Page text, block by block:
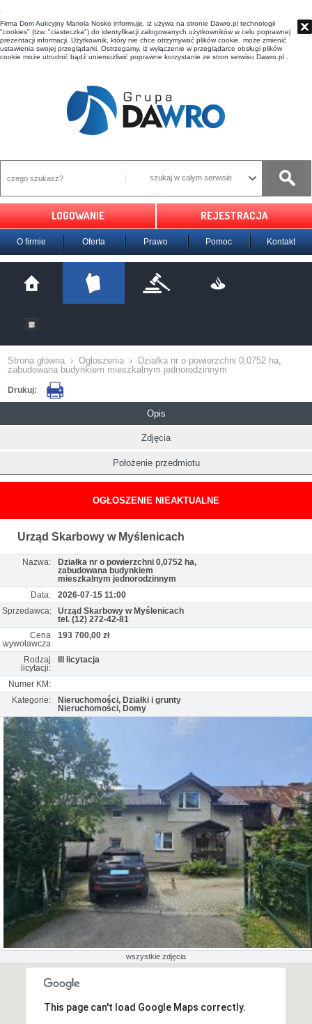
t
Firma Dom Aukcyjny Mariola Nosko informuje, iż używa na stronie Dawro.pl technologii
"cookies" (tzw. "ciasteczka") do identyfikacji zalogowanych użytkowników w celu poprawnej
prezentacji informacji. Użytkownik, który nie chce otrzymywać plików cookie, może zmienić
ustawienia swojej przeglądarki. Ostrzegamy, iż wyłączenie w przeglądarce obsługi plików
cookie może utrudnić bądź uniemożliwić poprawne korzystanie ze stron serwisu Dawro.pl .
szukaj w całym serwisie
LOGOWANIE REJESTRACJA
O firmie Oferta Prawo Pomoc Kontakt
Strona główna › Ogloszenia ›
Działka nr o powierzchni 0,0752 ha,
zabudowana budynkiem mieszkalnym jednorodzinnym
Drukuj:
Opis
Zdjęcia
Położenie przedmiotu
OGŁOSZENIE NIEAKTUALNE
Urząd Skarbowy w Myślenicach
Nazwa:
Działka nr o powierzchni 0,0752 ha,
zabudowana budynkiem
mieszkalnym jednorodzinnym
Data:
2026-07-15 11:00
Sprzedawca:
Urząd Skarbowy w Myślenicach
tel. (12) 272-42-81
Cena
wywoławcza
193 700,00 zł
Rodzaj
licytacji:
III licytacja
Numer KM:
Kategorie:
Nieruchomości, Działki i grunty
Nieruchomości, Domy
wszystkie zdjęcia
This page can't load Google Maps correctly.